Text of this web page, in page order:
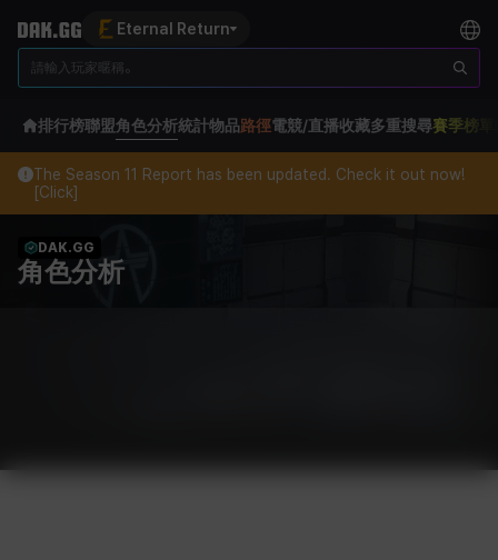
Eternal Return
排行榜聯盟角色分析統計物品路徑電競/直播收藏多重搜尋賽季榜單
The Season 11 Report has been updated. Check it out now!
[Click]
DAK.GG
角色分析